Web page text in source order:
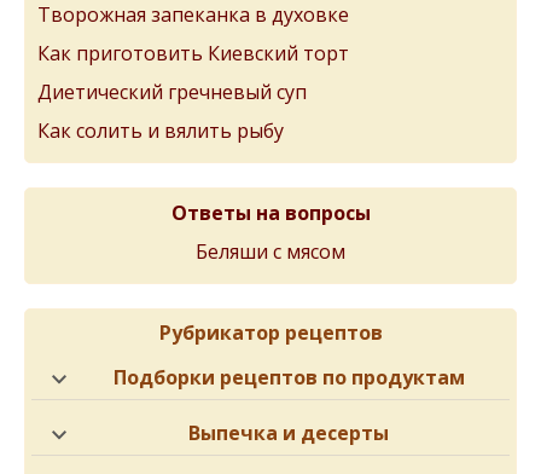
Творожная запеканка в духовке
Как приготовить Киевский торт
Диетический гречневый суп
Как солить и вялить рыбу
Ответы на вопросы
Беляши с мясом
Рубрикатор рецептов
Подборки рецептов по продуктам
Выпечка и десерты